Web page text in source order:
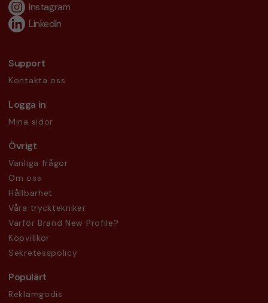
Instagram
LinkedIn
Support
Kontakta oss
Logga in
Mina sidor
Övrigt
Vanliga frågor
Om oss
Hållbarhet
Våra trycktekniker
Varför Brand New Profile?
Köpvillkor
Sekretesspolicy
Populärt
Reklamgodis